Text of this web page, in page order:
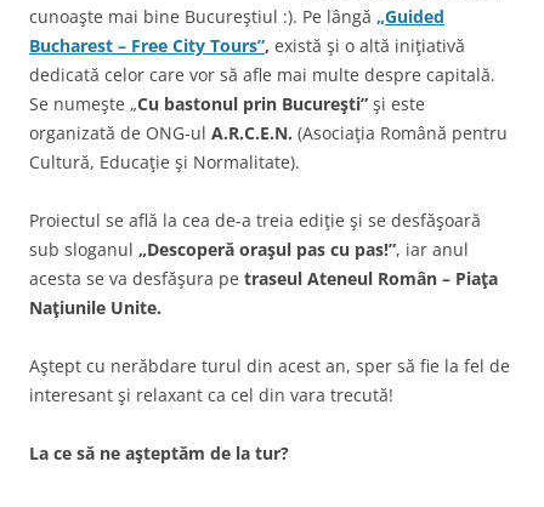
cunoaşte mai bine Bucureştiul :). Pe lângă „Guided
Bucharest – Free City Tours”, există şi o altă iniţiativă
dedicată celor care vor să afle mai multe despre capitală.
Se numeşte „Cu bastonul prin Bucureşti” şi este
organizată de ONG-ul A.R.C.E.N. (Asociaţia Română pentru
Cultură, Educaţie şi Normalitate).
Proiectul se află la cea de-a treia ediţie şi se desfăşoară
sub sloganul „Descoperă oraşul pas cu pas!”, iar anul
acesta se va desfăşura pe traseul Ateneul Român – Piaţa
Naţiunile Unite.
Aştept cu nerăbdare turul din acest an, sper să fie la fel de
interesant şi relaxant ca cel din vara trecută!
La ce să ne aşteptăm de la tur?